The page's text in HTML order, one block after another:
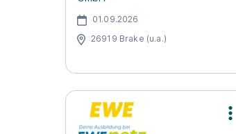
01.09.2026
26919 Brake (u.a.)